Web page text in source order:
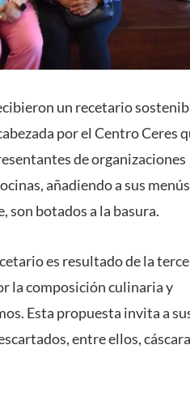
un recetario
por el Centro Ceres
de organizaciones
añadiendo a sus
son botados a la basura.
es resultado de la
la composición culinaria y
Esta propuesta invita a
entre ellos,